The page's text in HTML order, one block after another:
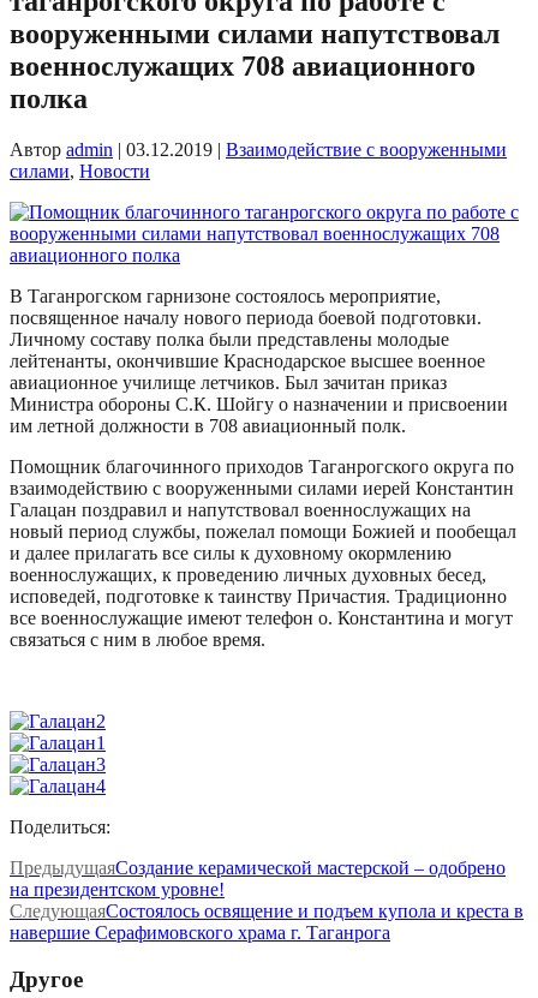
вооруженными силами напутствовал
военнослужащих 708 авиационного
полка
Автор admin | 03.12.2019 | Взаимодействие с вооруженными
силами, Новости
В Таганрогском гарнизоне состоялось мероприятие,
посвященное началу нового периода боевой подготовки.
Личному составу полка были представлены молодые
лейтенанты, окончившие Краснодарское высшее военное
авиационное училище летчиков. Был зачитан приказ
Министра обороны С.К. Шойгу о назначении и присвоении
им летной должности в 708 авиационный полк.
Помощник благочинного приходов Таганрогского округа по
взаимодействию с вооруженными силами иерей Константин
Галацан поздравил и напутствовал военнослужащих на
новый период службы, пожелал помощи Божией и пообещал
и далее прилагать все силы к духовному окормлению
военнослужащих, к проведению личных духовных бесед,
исповедей, подготовке к таинству Причастия. Традиционно
все военнослужащие имеют телефон о. Константина и могут
связаться с ним в любое время.
Поделиться:
ПредыдущаяСоздание керамической мастерской – одобрено
на президентском уровне!
СледующаяСостоялось освящение и подъем купола и креста в
навершие Серафимовского храма г. Таганрога
Другое